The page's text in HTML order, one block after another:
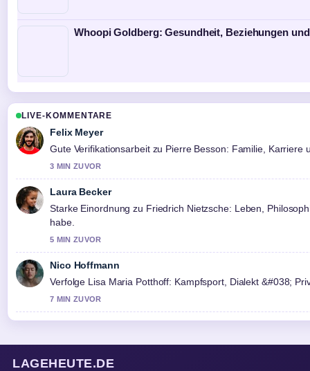
Whoopi Goldberg: Gesundheit, Beziehungen
LIVE-KOMMENTARE
Felix Meyer
Gute Verifikationsarbeit zu Pierre Besson: Familie,
3 MIN ZUVOR
Laura Becker
Starke Einordnung zu Friedrich Nietzsche: Leben,
habe.
5 MIN ZUVOR
Nico Hoffmann
Verfolge Lisa Maria Potthoff: Kampfsport, Dialekt &#038;
7 MIN ZUVOR
LAGEHEUTE.DE